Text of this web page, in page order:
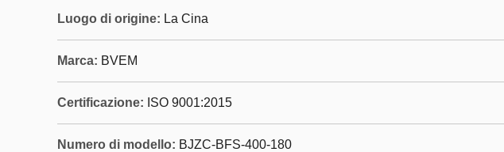
Luogo di origine: La Cina
Marca: BVEM
Certificazione: ISO 9001:2015
Numero di modello: BJZC-BFS-400-180